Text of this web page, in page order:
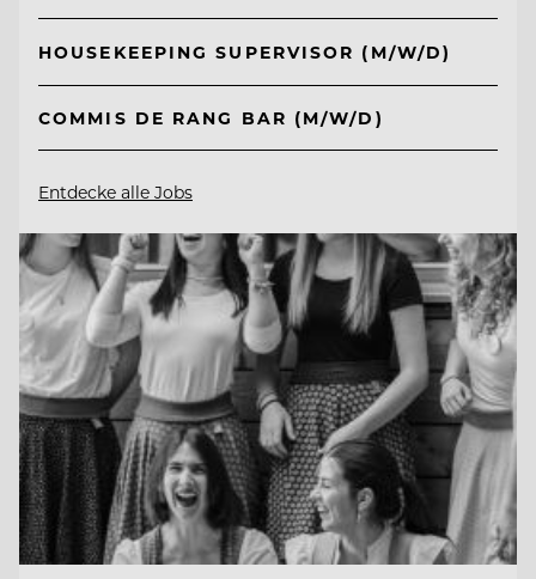
HOUSEKEEPING SUPERVISOR (M/W/D)
COMMIS DE RANG BAR (M/W/D)
Entdecke alle Jobs